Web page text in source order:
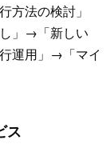
方法の検討」
」→「新しい
運用」→「マイ
ス